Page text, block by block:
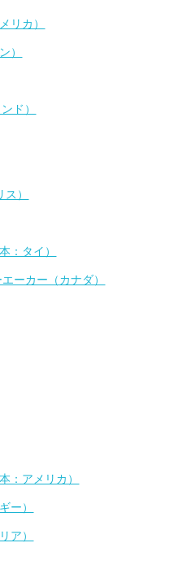
リカ）
）
ド）
）
：タイ）
ーカー（カナダ）
：アメリカ）
ー）
ア）